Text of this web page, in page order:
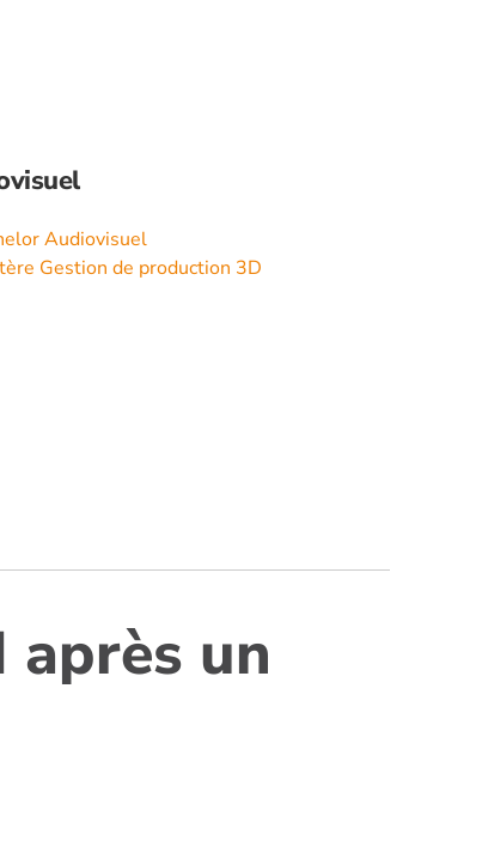
Audiovisuel
Gestion de production 3D
un